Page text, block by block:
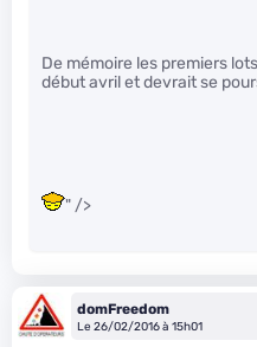
De mémoire les premiers
début avril et devrait se
" />
domFreedom
Le 26/02/2016 à 15h01